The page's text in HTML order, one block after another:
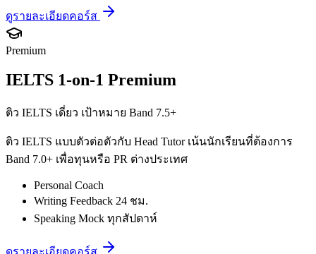
ดูรายละเอียดคอร์ส
Premium
IELTS 1-on-1 Premium
ติว IELTS เดี่ยว เป้าหมาย Band 7.5+
ติว IELTS แบบตัวต่อตัวกับ Head Tutor เน้นนักเรียนที่ต้องการ
Band 7.0+ เพื่อทุนหรือ PR ต่างประเทศ
Personal Coach
Writing Feedback 24 ชม.
Speaking Mock ทุกสัปดาห์